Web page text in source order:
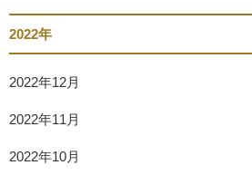
2022年
2022年12月
2022年11月
2022年10月